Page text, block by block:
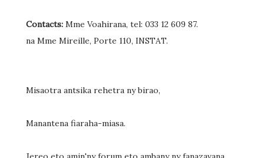
Contacts: Mme Voahirana, tel: 033 12 609 87.
na Mme Mireille, Porte 110, INSTAT.
Misaotra antsika rehetra ny birao,
Manantena fiaraha-miasa.